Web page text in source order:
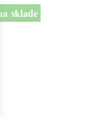
sklade